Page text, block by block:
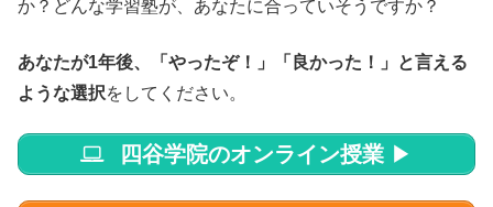
か？どんな学習塾が、あなたに合っていそうですか？
あなたが1年後、「やったぞ！」「良かった！」と言える
ような選択をしてください。
四谷学院のオンライン授業 ▶